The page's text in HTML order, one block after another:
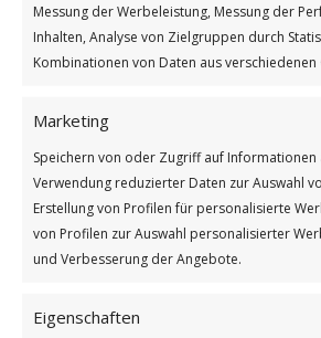
Messung der Werbeleistung, Messung der
Inhalten, Analyse von Zielgruppen durch
Kombinationen von Daten aus verschiedenen
Marketing
Speichern von oder Zugriff auf Informationen
Verwendung reduzierter Daten zur Auswahl
Erstellung von Profilen für personalisierte
von Profilen zur Auswahl personalisierter
und Verbesserung der Angebote.
Eigenschaften
Internationaler Tag des Picknicks
Weiterlesen
18. JUNI 2026 0 KOMMENTARE